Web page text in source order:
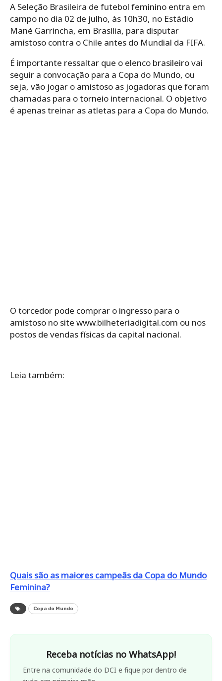
A Seleção Brasileira de futebol feminino entra em
campo no dia 02 de julho, às 10h30, no Estádio
Mané Garrincha, em Brasília, para disputar
amistoso contra o Chile antes do Mundial da FIFA.
É importante ressaltar que o elenco brasileiro vai
seguir a convocação para a Copa do Mundo, ou
seja, vão jogar o amistoso as jogadoras que foram
chamadas para o torneio internacional. O objetivo
é apenas treinar as atletas para a Copa do Mundo.
O torcedor pode comprar o ingresso para o
amistoso no site www.bilheteriadigital.com ou nos
postos de vendas físicas da capital nacional.
Leia também:
Quais são as maiores campeãs da Copa do Mundo
Feminina?
Copa do Mundo
Receba notícias no WhatsApp!
Entre na comunidade do DCI e fique por dentro de